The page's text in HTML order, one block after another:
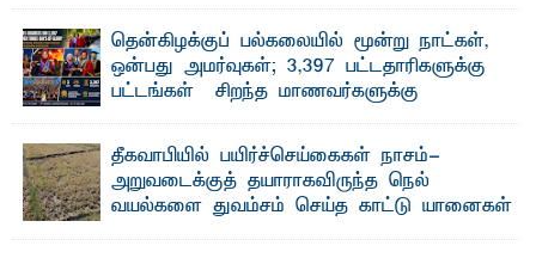
தென்கிழக்குப் பல்கலையில் மூன்று நாட்கள்,
ஒன்பது அமர்வுகள்; 3,397 பட்டதாரிகளுக்கு
பட்டங்கள் – சிறந்த மாணவர்களுக்கு
மற்றும் சிறப்புப் பரிசுகள்
எம்.வை. அமீர்- ஒ லுவிலில் அமைந்துள்ள தென்கிழக்குப்
பல்கலைக்கழகத்தின் 18ஆவது பொதுப் பட்டமளிப்பு விழா ...
தீகவாபியில் பயிர்ச்செய்கைகள் நாசம்-
அறுவடைக்குத் தயாராகவிருந்த நெல்
வயல்களை துவம்சம் செய்த காட்டு யானைகள்